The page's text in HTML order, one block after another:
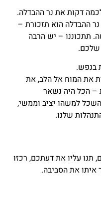
דקות את נר ההבדלה.
ההבדלה הוא תזכורת –
תתכוננו – יש הרבה
שלכם.
בנפש.
את המוח אל הלב, את
– הכל היה נשאר
למשהו יציב וממשי,
שלנו.
תנו עליו את דעתכם, רכזו
איתו את הסביבה.